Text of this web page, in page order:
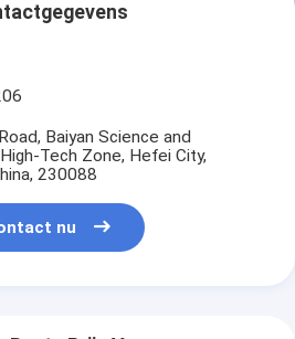
Baiyan Science and
Tech Zone, Hefei City,
230088
nu